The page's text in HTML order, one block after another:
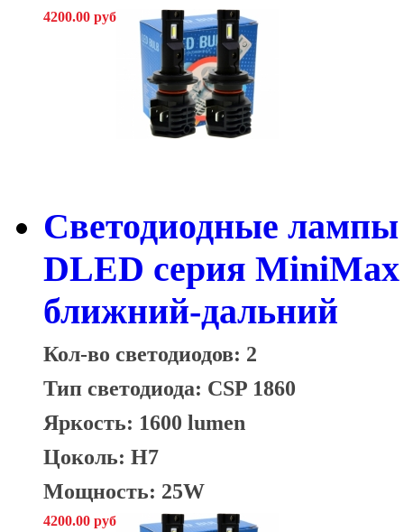
4200.00 руб
Светодиодные лампы
DLED серия
ближний-дальний
Кол-во светодиодов: 2
Тип светодиода: CSP 1860
Яркость: 1600 lumen
Цоколь: H7
Мощность: 25W
4200.00 руб